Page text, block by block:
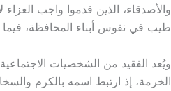
والأصدقاء، الذين قدموا واجب العزاء
طيب في نفوس أبناء المحافظة، فيما
ويُعد الفقيد من الشخصيات
الخرمة، إذ ارتبط اسمه بالكرم